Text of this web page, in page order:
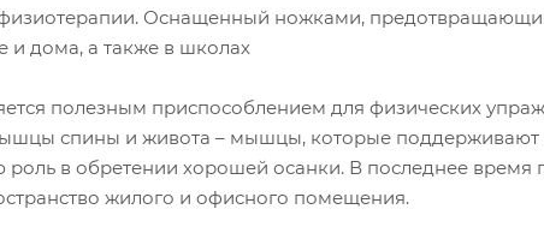
физиотерапии. Оснащенный ножками,
и дома, а также в школах
полезным приспособлением для физических
спины и живота – мышцы, которые поддерживают
в обретении хорошей осанки. В последнее время
жилого и офисного помещения.